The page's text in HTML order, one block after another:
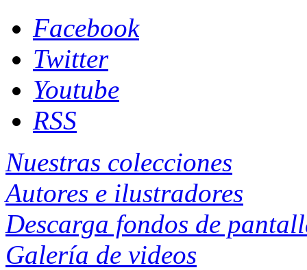
Facebook
Twitter
Youtube
RSS
Nuestras colecciones
Autores e ilustradores
Descarga fondos de
Galería de videos